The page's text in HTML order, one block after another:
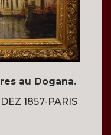
au Dogana.
1857-PARIS